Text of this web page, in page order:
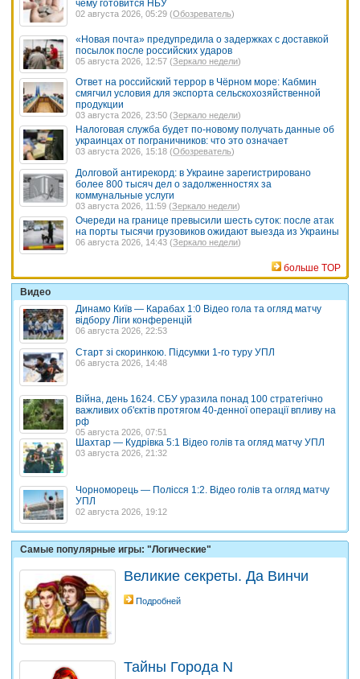
чему готовится НБУ
02 августа 2026, 05:29 (Обозреватель)
«Новая почта» предупредила о задержках с доставкой
посылок после российских ударов
05 августа 2026, 12:57 (Зеркало недели)
Ответ на российский террор в Чёрном море: Кабмин
смягчил условия для экспорта сельскохозяйственной
продукции
03 августа 2026, 23:50 (Зеркало недели)
Налоговая служба будет по-новому получать данные об
украинцах от пограничников: что это означает
03 августа 2026, 15:18 (Обозреватель)
Долговой антирекорд: в Украине зарегистрировано
более 800 тысяч дел о задолженностях за
коммунальные услуги
03 августа 2026, 11:59 (Зеркало недели)
Очереди на границе превысили шесть суток: после атак
на порты тысячи грузовиков ожидают выезда из Украины
06 августа 2026, 14:43 (Зеркало недели)
больше TOP
Видео
Динамо Київ — Карабах 1:0 Відео гола та огляд матчу
відбору Ліги конференцій
06 августа 2026, 22:53
Старт зі скоринкою. Підсумки 1-го туру УПЛ
06 августа 2026, 14:48
Війна, день 1624. СБУ уразила понад 100 стратегічно
важливих об'єктів протягом 40-денної операції впливу на
рф
05 августа 2026, 07:51
Шахтар — Кудрівка 5:1 Відео голів та огляд матчу УПЛ
03 августа 2026, 21:32
Чорноморець — Полісся 1:2. Відео голів та огляд матчу
УПЛ
02 августа 2026, 19:12
Самые популярные игры: "Логические"
Великие секреты. Да Винчи
Подробней
Тайны Города N